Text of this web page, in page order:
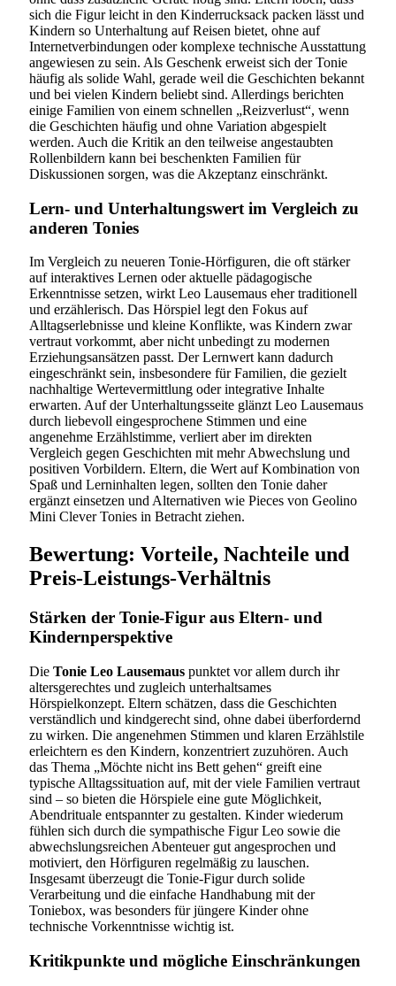
sich die Figur leicht in den Kinderrucksack packen lässt und
Kindern so Unterhaltung auf Reisen bietet, ohne auf
Internetverbindungen oder komplexe technische Ausstattung
angewiesen zu sein. Als Geschenk erweist sich der Tonie
häufig als solide Wahl, gerade weil die Geschichten bekannt
und bei vielen Kindern beliebt sind. Allerdings berichten
einige Familien von einem schnellen „Reizverlust“, wenn
die Geschichten häufig und ohne Variation abgespielt
werden. Auch die Kritik an den teilweise angestaubten
Rollenbildern kann bei beschenkten Familien für
Diskussionen sorgen, was die Akzeptanz einschränkt.
Lern- und Unterhaltungswert im Vergleich zu
anderen Tonies
Im Vergleich zu neueren Tonie-Hörfiguren, die oft stärker
auf interaktives Lernen oder aktuelle pädagogische
Erkenntnisse setzen, wirkt Leo Lausemaus eher traditionell
und erzählerisch. Das Hörspiel legt den Fokus auf
Alltagserlebnisse und kleine Konflikte, was Kindern zwar
vertraut vorkommt, aber nicht unbedingt zu modernen
Erziehungsansätzen passt. Der Lernwert kann dadurch
eingeschränkt sein, insbesondere für Familien, die gezielt
nachhaltige Wertevermittlung oder integrative Inhalte
erwarten. Auf der Unterhaltungsseite glänzt Leo Lausemaus
durch liebevoll eingesprochene Stimmen und eine
angenehme Erzählstimme, verliert aber im direkten
Vergleich gegen Geschichten mit mehr Abwechslung und
positiven Vorbildern. Eltern, die Wert auf Kombination von
Spaß und Lerninhalten legen, sollten den Tonie daher
ergänzt einsetzen und Alternativen wie Pieces von Geolino
Mini Clever Tonies in Betracht ziehen.
Bewertung: Vorteile, Nachteile und
Preis-Leistungs-Verhältnis
Stärken der Tonie-Figur aus Eltern- und
Kindernperspektive
Die Tonie Leo Lausemaus punktet vor allem durch ihr
altersgerechtes und zugleich unterhaltsames
Hörspielkonzept. Eltern schätzen, dass die Geschichten
verständlich und kindgerecht sind, ohne dabei überfordernd
zu wirken. Die angenehmen Stimmen und klaren Erzählstile
erleichtern es den Kindern, konzentriert zuzuhören. Auch
das Thema „Möchte nicht ins Bett gehen“ greift eine
typische Alltagssituation auf, mit der viele Familien vertraut
sind – so bieten die Hörspiele eine gute Möglichkeit,
Abendrituale entspannter zu gestalten. Kinder wiederum
fühlen sich durch die sympathische Figur Leo sowie die
abwechslungsreichen Abenteuer gut angesprochen und
motiviert, den Hörfiguren regelmäßig zu lauschen.
Insgesamt überzeugt die Tonie-Figur durch solide
Verarbeitung und die einfache Handhabung mit der
Toniebox, was besonders für jüngere Kinder ohne
technische Vorkenntnisse wichtig ist.
Kritikpunkte und mögliche Einschränkungen